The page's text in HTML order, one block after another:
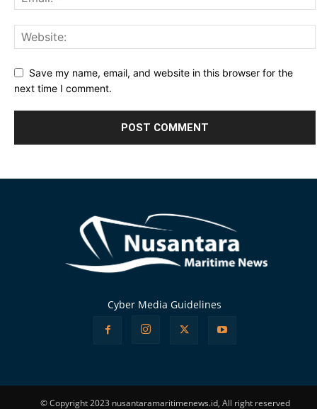
Save my name, email, and website in this browser for the
next time I comment.
Cyber Media Guidelines
© Copyright 2023 nusantaramaritimenews.id, All right reserved